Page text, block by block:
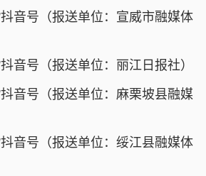
音号（报送单位：宣威市融媒体
号（报送单位：丽江日报社）
音号（报送单位：麻栗坡县融媒
音号（报送单位：绥江县融媒体